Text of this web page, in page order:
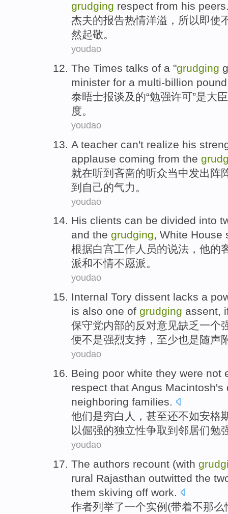
grudging respect from his peers
杰夫的报告热情洋溢 ，所以即使
然起敬。
youdao
The Times talks of a "grudging
minister for a multi-billion
泰晤士报谈及 的“勉强许可”是大臣
度。
youdao
A teacher can't realize his
applause coming from the
就在听到 吝啬的听众当中发出 阵
到 自己的气力 。
youdao
His clients can be divided into
and the grudging, White House
根据白宫工作人员的说法， 他的
派和不情不愿派。
youdao
Internal Tory dissent lacks a
is also one of grudging assent,
保守党内部的反对意见缺乏 一个
便不是强烈支持 ，至少也是随声
youdao
Being poor white they were not
respect that Angus Macintosh's
neighboring families.
他们是穷白人 ， 甚至还不如安格
以倔强的独立性争取到 邻居们勉
youdao
The authors recount (with
rural Rajasthan outwitted the
them skiving off work.
作者列举了一个实例 (带着不那么